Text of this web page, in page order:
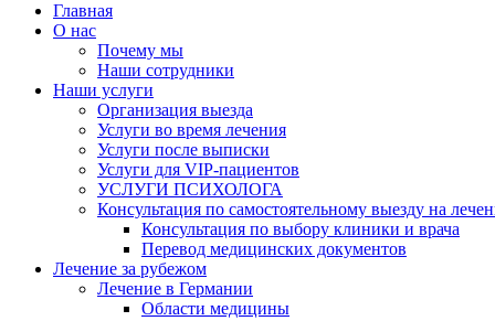
Главная
О нас
Почему мы
Наши сотрудники
Наши услуги
Организация выезда
Услуги во время лечения
Услуги после выписки
Услуги для VIP-пациентов
УСЛУГИ ПСИХОЛОГА
Консультация по самостоятельному выезду на
Консультация по выбору клиники и врача
Перевод медицинских документов
Лечение за рубежом
Лечение в Германии
Области медицины